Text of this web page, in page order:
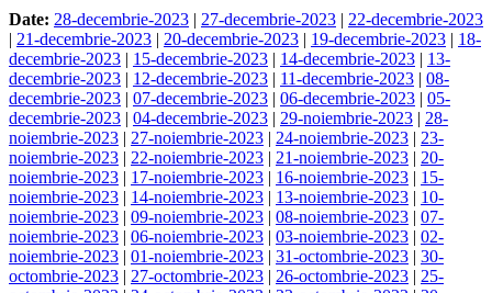
Date: 28-decembrie-2023 | 27-decembrie-2023 | 22-decembrie-2023
| 21-decembrie-2023 | 20-decembrie-2023 | 19-decembrie-2023 | 18-
decembrie-2023 | 15-decembrie-2023 | 14-decembrie-2023 | 13-
decembrie-2023 | 12-decembrie-2023 | 11-decembrie-2023 | 08-
decembrie-2023 | 07-decembrie-2023 | 06-decembrie-2023 | 05-
decembrie-2023 | 04-decembrie-2023 | 29-noiembrie-2023 | 28-
noiembrie-2023 | 27-noiembrie-2023 | 24-noiembrie-2023 | 23-
noiembrie-2023 | 22-noiembrie-2023 | 21-noiembrie-2023 | 20-
noiembrie-2023 | 17-noiembrie-2023 | 16-noiembrie-2023 | 15-
noiembrie-2023 | 14-noiembrie-2023 | 13-noiembrie-2023 | 10-
noiembrie-2023 | 09-noiembrie-2023 | 08-noiembrie-2023 | 07-
noiembrie-2023 | 06-noiembrie-2023 | 03-noiembrie-2023 | 02-
noiembrie-2023 | 01-noiembrie-2023 | 31-octombrie-2023 | 30-
octombrie-2023 | 27-octombrie-2023 | 26-octombrie-2023 | 25-